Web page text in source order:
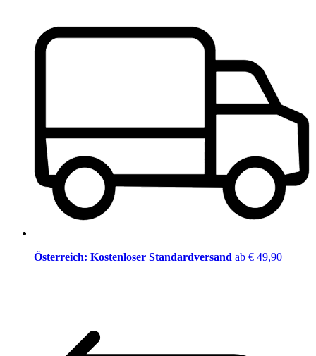
Österreich: Kostenloser Standardversand ab € 49,90